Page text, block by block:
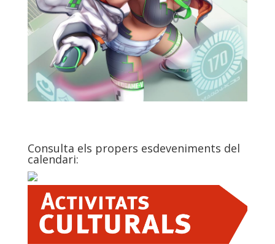
Consulta els propers esdeveniments del
calendari: